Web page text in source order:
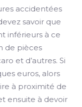
accidentées
savoir que
inférieurs à ce
de pièces
et d’autres. Si
euros, alors
à proximité de
ensuite à devoir